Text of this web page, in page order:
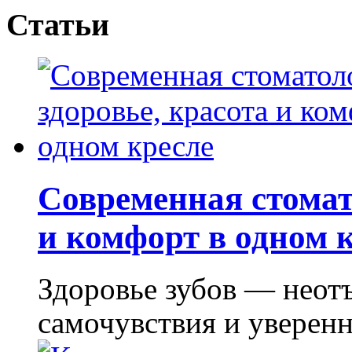
Статьи
Современная
и комфорт в одном
Здоровье зубов —
самочувствия и